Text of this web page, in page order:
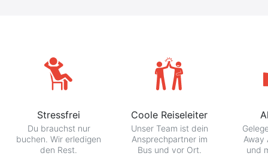
Stressfrei
Du brauchst nur
buchen. Wir erledigen
den Rest.
Coole Reiseleiter
Unser Team ist dein
Ansprechpartner im
Bus und vor Ort.
Away
und